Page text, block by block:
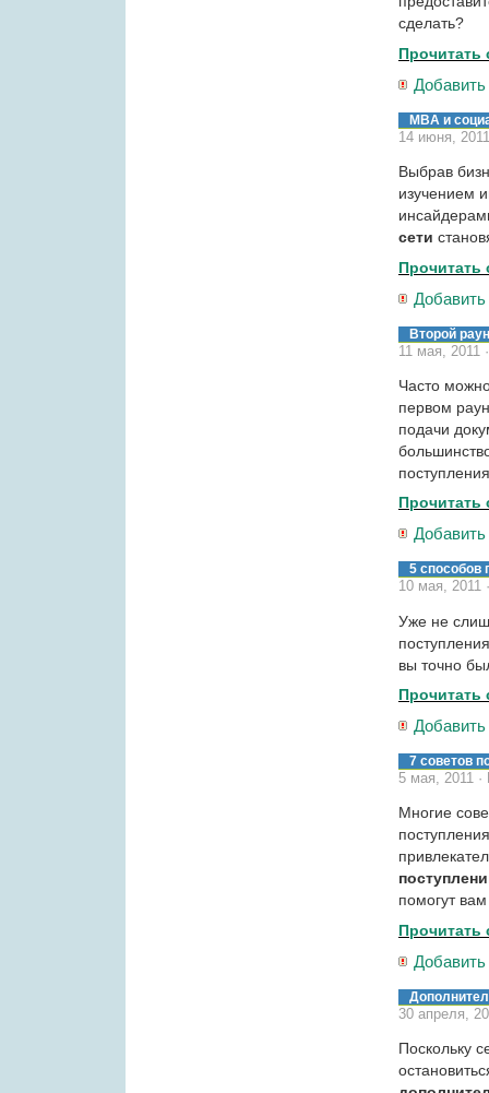
сделать?
Прочитать
MBA и
14 июня,
Выбрав
изучением
сети
Прочитать
Второй
11 мая, 2011
Часто
первом
подачи
Прочитать
5 способов
10 мая, 2011
Уже не
вы точно
Прочитать
7 советов
5 мая, 2011
Многие
помогут
Прочитать
30 апреля,
Поскольку